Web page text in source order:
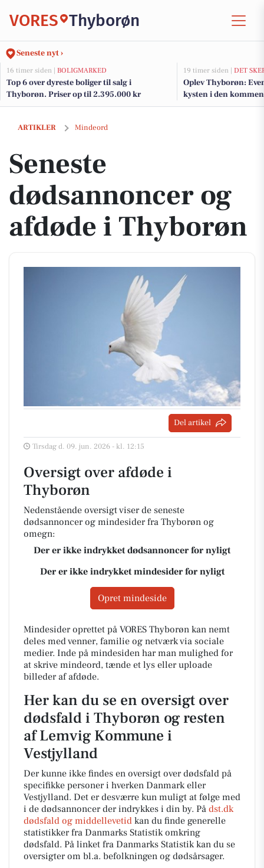
VORES Thyborøn
Seneste nyt ›
16 timer siden | BOLIGMARKED
Top 6 over dyreste boliger til salg i
Thyborøn. Priser op til 2.395.000 kr
19 timer siden | DET
Oplev Thyborøn:
kysten i den
ARTIKLER Mindeord
Seneste dødsannoncer og afdøde i Thyborøn
Seneste
dødsannoncer og
afdøde i Thyborøn
Del artikel
Tirsdag d. 09. jun. 2026 - kl. 12:15
Oversigt over afdøde i
Thyborøn
Nedenstående oversigt viser de seneste
dødsannoncer og mindesider fra Thyborøn og
omegn:
Der er ikke indrykket dødsannoncer for nyligt
Der er ikke indrykket mindesider for nyligt
Opret mindeside
Mindesider oprettet på VORES Thyborøn kan nemt
deles med venner, familie og netværk via sociale
medier. Inde på mindesiden har man mulighed for
at skrive mindeord, tænde et lys eller uploade
billeder af afdøde.
Her kan du se en oversigt over
dødsfald i Thyborøn og resten
af Lemvig Kommune i
Vestjylland
Der kunne ikke findes en oversigt over dødsfald på
specifikke personer i hverken Danmark eller
Vestjylland. Det er desværre kun muligt at følge med
i de dødsannoncer der indrykkes i din by. På dst.dk
dødsfald og middellevetid kan du finde generelle
statistikker fra Danmarks Statistik omkring
dødsfald. På linket fra Danmarks Statistik kan du se
oversigter om bl.a. befolkningen og dødsårsager.